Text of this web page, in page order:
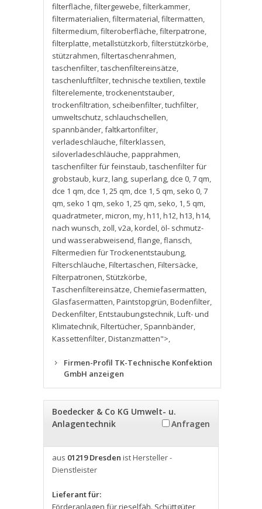
filterfläche,filtergewebe,filterkammer,
filtermaterialien,filtermaterial,filtermatten,
filtermedium,filteroberfläche,filterpatrone,
filterplatte,metallstützkorb,filterstützkörbe,
stützrahmen,filtertaschenrahmen,
taschenfilter,taschenfiltereinsätze,
taschenluftfilter,technische textilien,textile
filterelemente,trockenentstauber,
trockenfiltration, scheibenfilter,tuchfilter,
umweltschutz, schlauchschellen,
spannbänder,faltkartonfilter,
verladeschläuche,filterklassen,
siloverladeschläuche,papprahmen,
taschenfilter für feinstaub,taschenfilter für
grobstaub,kurz,lang, superlang, dce 0,7 qm,
dce 1 qm, dce 1,25 qm, dce 1,5 qm, seko 0,7
qm, seko 1 qm, seko 1,25 qm, seko, 1,5 qm,
quadratmeter,micron,my,h11,h12,h13,h14,
nach wunsch, zoll,v2a,kordel, öl- schmutz-
und wasserabweisend,flange,flansch,
Filtermedien für Trockenentstaubung,
Filterschläuche,Filtertaschen,Filtersäcke,
Filterpatronen, Stützkörbe,
Taschenfiltereinsätze, Chemiefasermatten,
Glasfasermatten,Paintstopgrün,Bodenfilter,
Deckenfilter,Entstaubungstechnik,Luft- und
Klimatechnik,Filtertücher, Spannbänder,
Kassettenfilter,Distanzmatten">,
Firmen-Profil TK-Technische Konfektion
GmbH anzeigen
Boedecker & Co KG Umwelt- u.
Anlagentechnik
Anfragen
aus 01219 Dresden ist Hersteller -
Dienstleister
Lieferant für:
Förderanlagen für rieselfäh. Schüttgüter